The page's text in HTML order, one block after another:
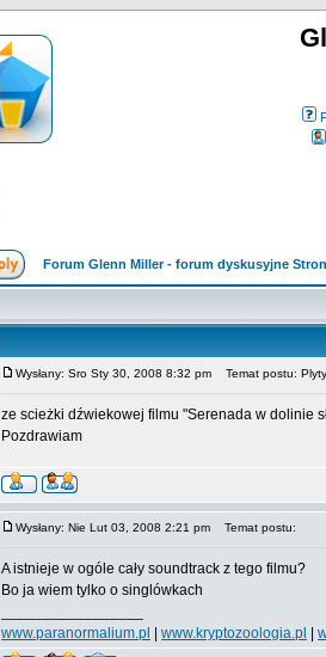
Forum Glenn Miller - forum dyskusyjne
Wysłany: Sro Sty 30, 2008 8:32 pm Temat postu:
ze scieżki dźwiekowej filmu "Serenada w dolinie
Pozdrawiam
Wysłany: Nie Lut 03, 2008 2:21 pm Temat postu:
A istnieje w ogóle cały soundtrack z tego filmu?
Bo ja wiem tylko o singlówkach
www.paranormalium.pl
www.kryptozoologia.pl